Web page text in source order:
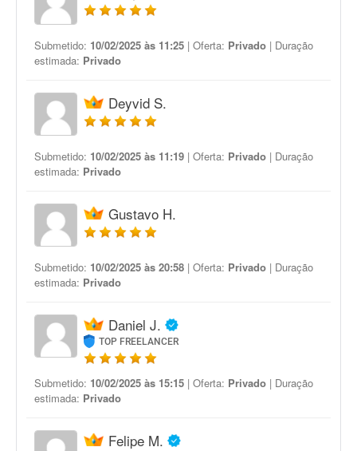
Submetido: 10/02/2025 às 11:25 | Oferta: Privado | Duração
estimada: Privado
Deyvid S.
Submetido: 10/02/2025 às 11:19 | Oferta: Privado | Duração
estimada: Privado
Gustavo H.
Submetido: 10/02/2025 às 20:58 | Oferta: Privado | Duração
estimada: Privado
Daniel J.
TOP FREELANCER
Submetido: 10/02/2025 às 15:15 | Oferta: Privado | Duração
estimada: Privado
Felipe M.